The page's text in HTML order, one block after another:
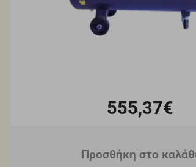
555,37€
Προσθήκη στο